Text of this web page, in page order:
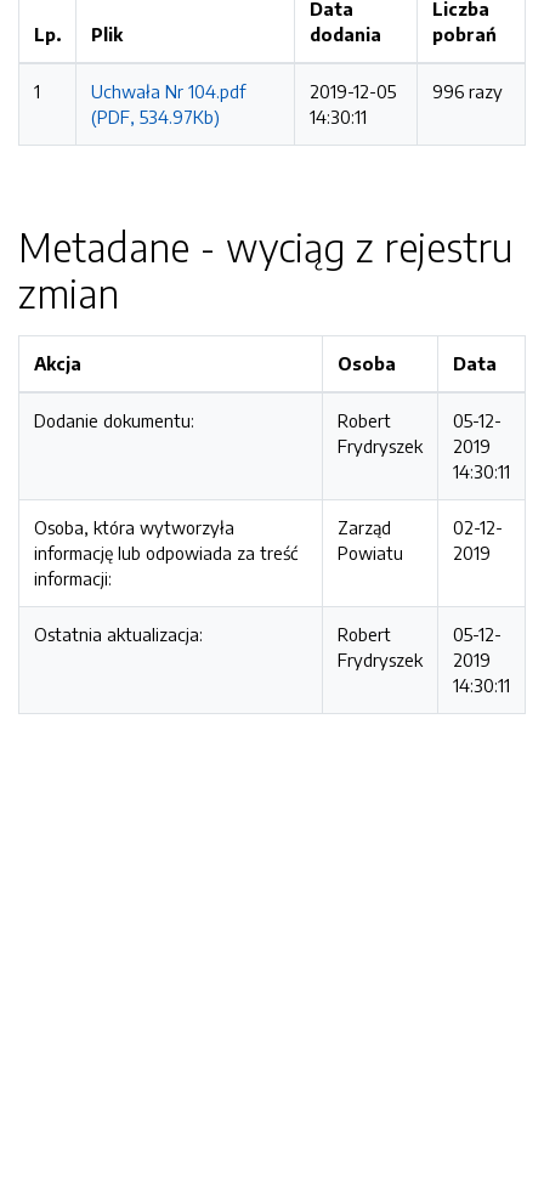
Lp. Plik
Data
dodania
Liczba
pobrań
1
Uchwała Nr 104.pdf
(PDF, 534.97Kb)
2019-12-05
14:30:11
996 razy
Metadane - wyciąg z rejestru
zmian
Akcja Osoba Data
Dodanie dokumentu:
Robert
Frydryszek
05-12-
2019
14:30:11
Osoba, która wytworzyła
informację lub odpowiada za treść
informacji:
Zarząd
Powiatu
02-12-
2019
Ostatnia aktualizacja:
Robert
Frydryszek
05-12-
2019
14:30:11